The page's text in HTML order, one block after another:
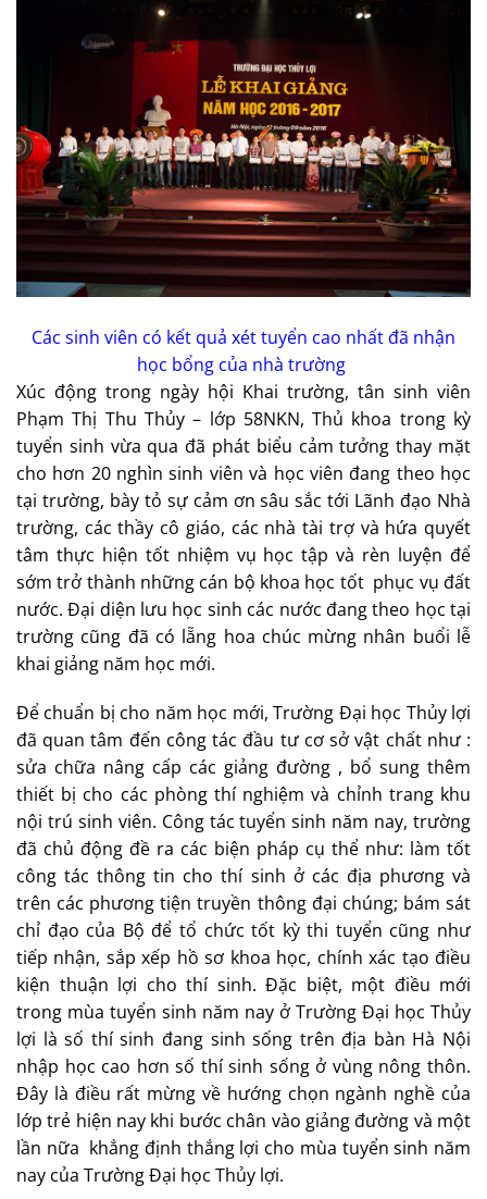
Các sinh viên có kết quả xét tuyển cao nhất đã nhận
học bổng của nhà trường
Xúc động trong ngày hội Khai trường, tân sinh viên
Phạm Thị Thu Thủy – lớp 58NKN, Thủ khoa trong kỳ
tuyển sinh vừa qua đã phát biểu cảm tưởng thay mặt
cho hơn 20 nghìn sinh viên và học viên đang theo học
tại trường, bày tỏ sự cảm ơn sâu sắc tới Lãnh đạo Nhà
trường, các thầy cô giáo, các nhà tài trợ và hứa quyết
tâm thực hiện tốt nhiệm vụ học tập và rèn luyện để
sớm trở thành những cán bộ khoa học tốt phục vụ đất
nước. Đại diện lưu học sinh các nước đang theo học tại
trường cũng đã có lẵng hoa chúc mừng nhân buổi lễ
khai giảng năm học mới.
Để chuẩn bị cho năm học mới, Trường Đại học Thủy lợi
đã quan tâm đến công tác đầu tư cơ sở vật chất như :
sửa chữa nâng cấp các giảng đường , bổ sung thêm
thiết bị cho các phòng thí nghiệm và chỉnh trang khu
nội trú sinh viên. Công tác tuyển sinh năm nay, trường
đã chủ động đề ra các biện pháp cụ thể như: làm tốt
công tác thông tin cho thí sinh ở các địa phương và
trên các phương tiện truyền thông đại chúng; bám sát
chỉ đạo của Bộ để tổ chức tốt kỳ thi tuyển cũng như
tiếp nhận, sắp xếp hồ sơ khoa học, chính xác tạo điều
kiện thuận lợi cho thí sinh. Đặc biệt, một điều mới
trong mùa tuyển sinh năm nay ở Trường Đại học Thủy
lợi là số thí sinh đang sinh sống trên địa bàn Hà Nội
nhập học cao hơn số thí sinh sống ở vùng nông thôn.
Đây là điều rất mừng về hướng chọn ngành nghề của
lớp trẻ hiện nay khi bước chân vào giảng đường và một
lần nữa khẳng định thắng lợi cho mùa tuyển sinh năm
nay của Trường Đại học Thủy lợi.